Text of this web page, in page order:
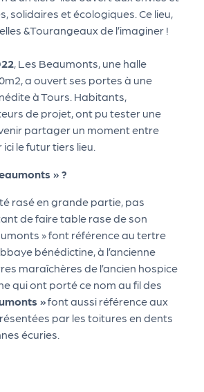
solidaires et écologiques. Ce lieu,
&Tourangeaux de l’imaginer !
, Les Beaumonts, une halle
a ouvert ses portes à une
à Tours. Habitants,
de projet, ont pu tester une
partager un moment entre
le futur tiers lieu.
» ?
rasé en grande partie, pas
de faire table rase de son
» font référence au tertre
bénédictine, à l’ancienne
maraîchères de l’ancien hospice
qui ont porté ce nom au fil des
»font aussi référence aux
par les toitures en dents
écuries.